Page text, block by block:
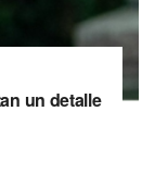
un detalle